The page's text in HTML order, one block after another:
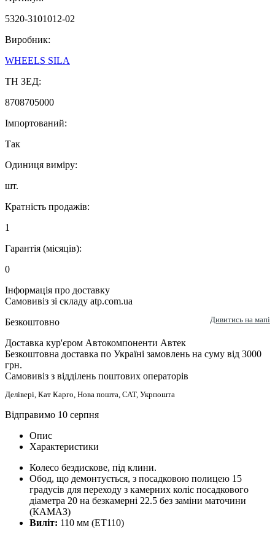
5320-3101012-02
Виробник:
WHEELS SILA
ТН ЗЕД:
8708705000
Імпортований:
Так
Одиниця виміру:
шт.
Кратність продажів:
1
Гарантія (місяців):
0
Інформація про доставку
Самовивіз зі складу atp.com.ua
Безкоштовно
Дивитись на мапі
Доставка кур'єром Автокомпоненти Автек
Безкоштовна доставка по Україні замовлень на суму від 3000
грн.
Самовивіз з відділень поштових операторів
Делівері, Кат Карго, Нова пошта, САТ, Укрпошта
Відправимо 10 серпня
Опис
Характеристики
Колесо бездискове, під клини.
Обод, що демонтується, з посадковою полицею 15
градусів для переходу з камерних коліс посадкового
діаметра 20 на безкамерні 22.5 без заміни маточини
(КАМАЗ)
Виліт: 110 мм (ET110)